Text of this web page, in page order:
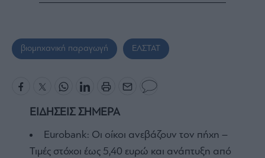
βιομηχανική παραγωγή ΕΛΣΤΑΤ
ΕΙΔΗΣΕΙΣ ΣΗΜΕΡΑ
Eurobank: Οι οίκοι ανεβάζουν τον πήχη –
Τιμές στόχοι έως 5,40 ευρώ και ανάπτυξη από